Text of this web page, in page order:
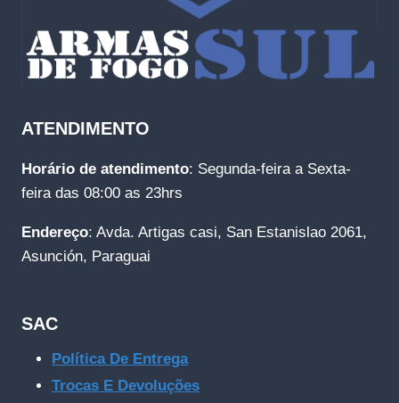
ATENDIMENTO
Horário de atendimento: Segunda-feira a Sexta-
feira das 08:00 as 23hrs
Endereço: Avda. Artigas casi, San Estanislao 2061,
Asunción, Paraguai
SAC
Política De Entrega
Trocas E Devoluções